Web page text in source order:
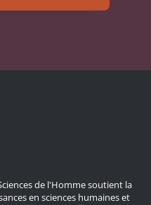
de l'Homme soutient la
en sciences humaines et